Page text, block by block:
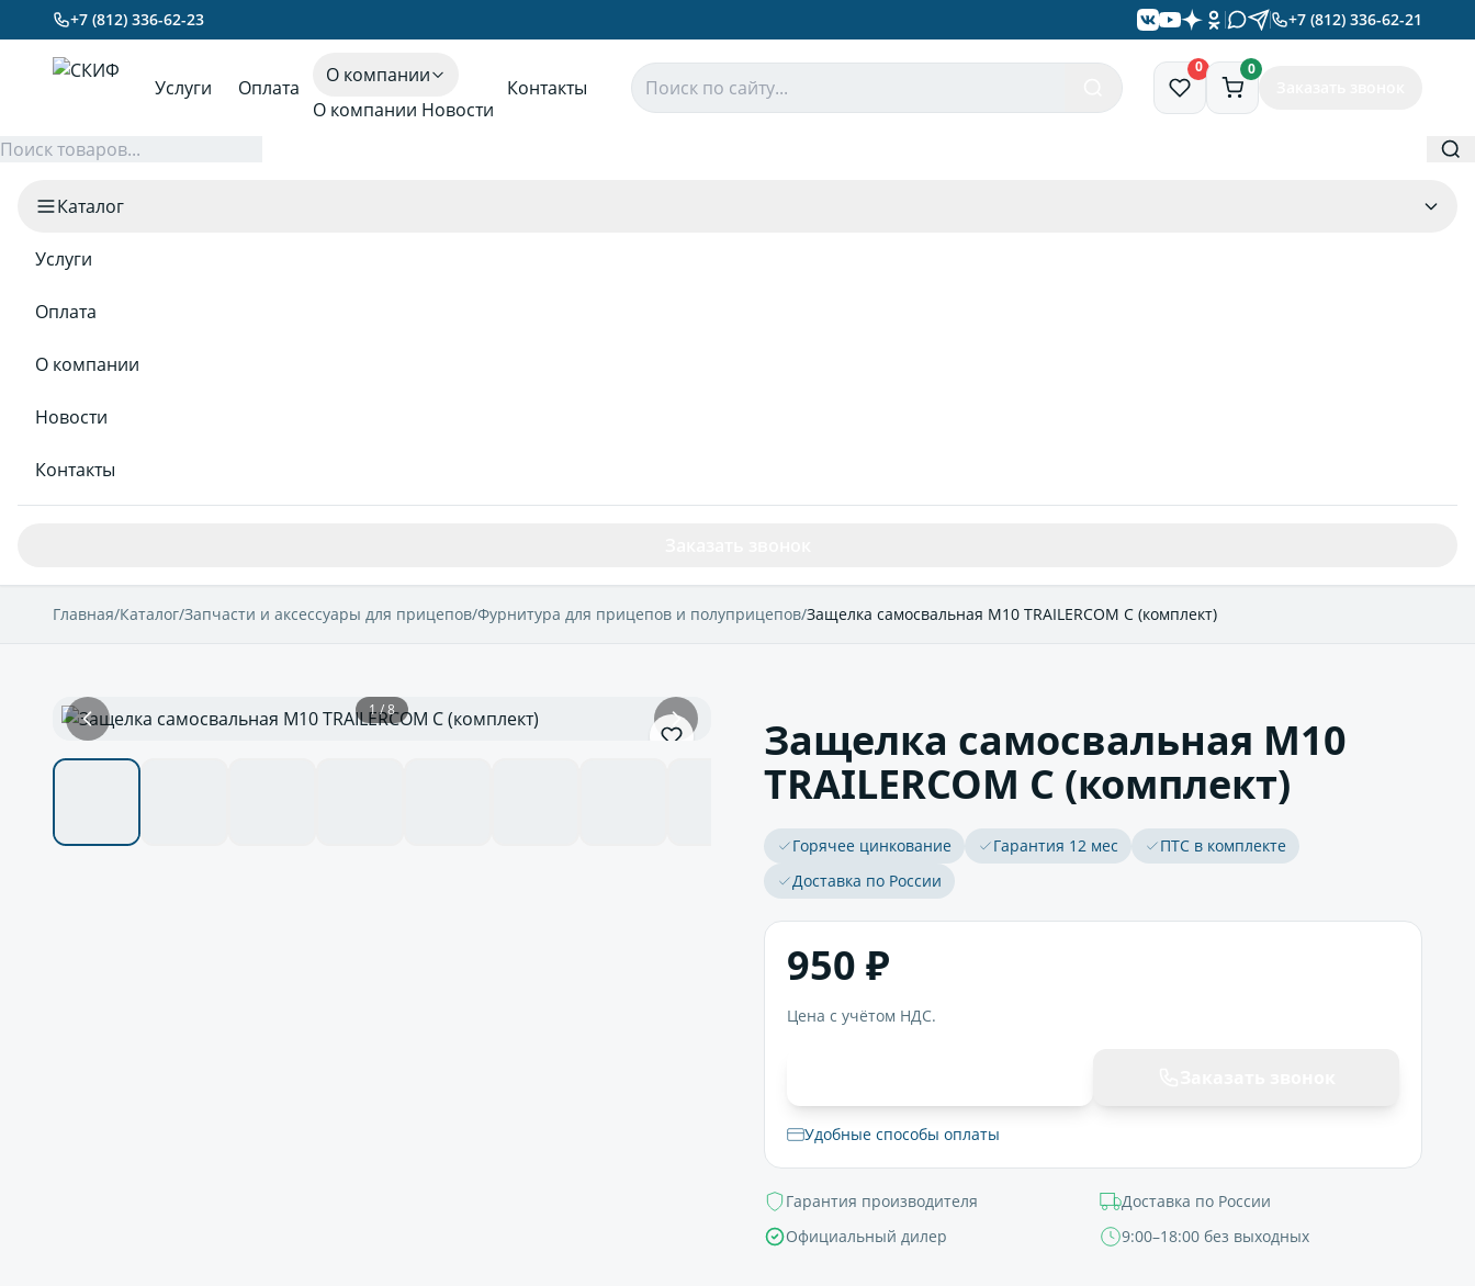
+7 (812) 336-62-23 +7 (812) 336-62-21
Услуги Оплата
О компании
О компании Новости
Контакты
0 0
Каталог
Услуги
Оплата
О компании
Новости
Контакты
Главная/Каталог/Запчасти и аксессуары для прицепов/Фурнитура для прицепов и полуприцепов/Защелка самосвальная М10 TRAILERCOM C (комплект)
1 / 8
Защелка самосвальная М10
TRAILERCOM C (комплект)
Горячее цинкование Гарантия 12 мес
ПТС в комплекте
Доставка по России
950 ₽
Цена с учётом НДС.
Удобные способы оплаты
Гарантия производителя
Доставка по России
Официальный дилер
9:00–18:00 без выходных